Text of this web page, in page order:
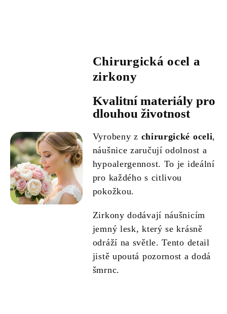
Chirurgická ocel a
zirkony
Kvalitní materiály pro
dlouhou životnost
Vyrobeny z chirurgické oceli,
náušnice zaručují odolnost a
hypoalergennost. To je ideální
pro každého s citlivou
pokožkou.
Zirkony dodávají náušnicím
jemný lesk, který se krásně
odráží na světle. Tento detail
jistě upoutá pozornost a dodá
šmrnc.